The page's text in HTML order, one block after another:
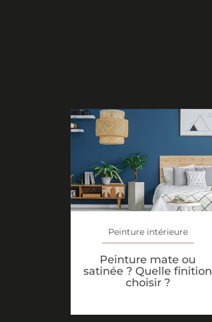
Peinture intérieure
Peinture mate ou
satinée ? Quelle finition
choisir ?